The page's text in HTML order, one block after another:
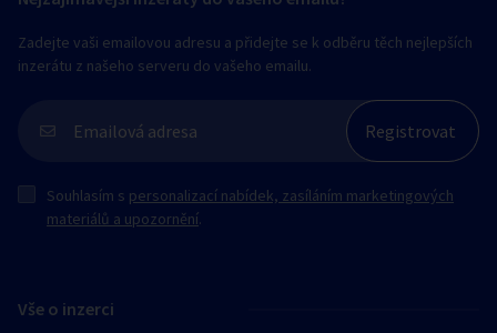
Vše o inzerci
Zadejte vaši emailovou adresu a přidejte se k odběru těch nejlepších
inzerátu z našeho serveru do vašeho emailu.
Souhlasím s personalizací nabídek, zasíláním marketingových
materiálů a upozornění.